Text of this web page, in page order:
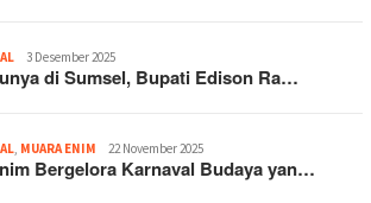
3 Desember 2025
di Sumsel, Bupati Edison Ra…
, MUARA ENIM 22 November 2025
Bergelora Karnaval Budaya yan…